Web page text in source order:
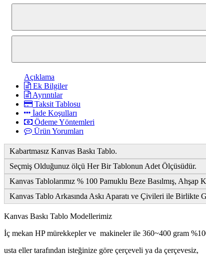
Açıklama
Ek Bilgiler
Ayrıntılar
Taksit Tablosu
İade Koşulları
Ödeme Yöntemleri
Ürün Yorumları
Kabartmasız Kanvas Baskı Tablo.
Seçmiş Olduğunuz ölçü Her Bir Tablonun Adet Ölçüsüdür.
Kanvas Tablolarımız % 100 Pamuklu Beze Basılmış,
Kanvas Tablo Arkasında Askı Aparatı ve Çivileri ile Birlikte
Kanvas Baskı Tablo Modellerimiz
İç mekan HP mürekkepler ve makineler ile 360~400 gram
usta eller tarafından isteğinize göre çerçeveli ya da çerçevesiz,